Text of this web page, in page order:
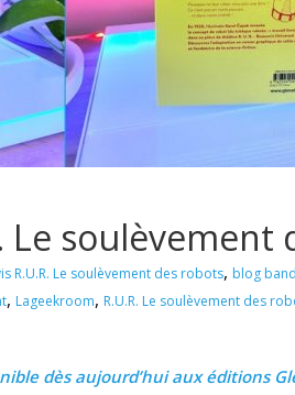
Le soulèvement
R.U.R. Le soulèvement des robots, blog
, Lageekroom, R.U.R. Le soulèvement des
dès aujourd’hui aux éditions